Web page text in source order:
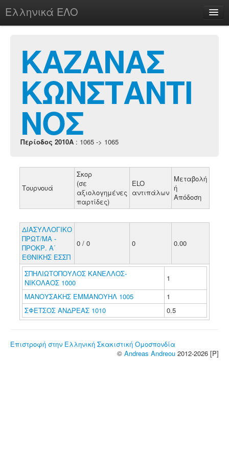
Ελληνικά ΕΛΟ
chesstu.be @ discord
Login
ΚΑΖΑΝΑΣ
ΚΩΝΣΤΑΝΤΙ
ΝΟΣ
Περίοδος 2010A : 1065 -> 1065
Τουρνουά
Σκορ
(σε
αξιολογημένες
παρτίδες)
ELO
αντιπάλων
Μεταβολή
ή
Απόδοση
ΔΙΑΣΥΛΛΟΓΙΚΟ
ΠΡΩΤ/ΜΑ -
ΠΡΟΚΡ. Α΄
ΕΘΝΙΚΗΣ ΕΣΣΠ
0 / 0 0 0.00
ΣΠΗΛΙΩΤΟΠΟΥΛΟΣ ΚΑΝΕΛΛΟΣ-
ΝΙΚΟΛΑΟΣ 1000
1
ΜΑΝΟΥΣΑΚΗΣ ΕΜΜΑΝΟΥΗΛ 1005
1
ΣΦΕΤΣΟΣ ΑΝΔΡΕΑΣ 1010
0.5
Επιστροφή στην Ελληνική Σκακιστική Ομοσπονδία
© Andreas Andreou 2012-2026 [P]